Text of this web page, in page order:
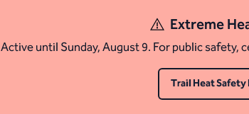
Extreme
Active until Sunday, August 9. For public
Trail Heat Safety